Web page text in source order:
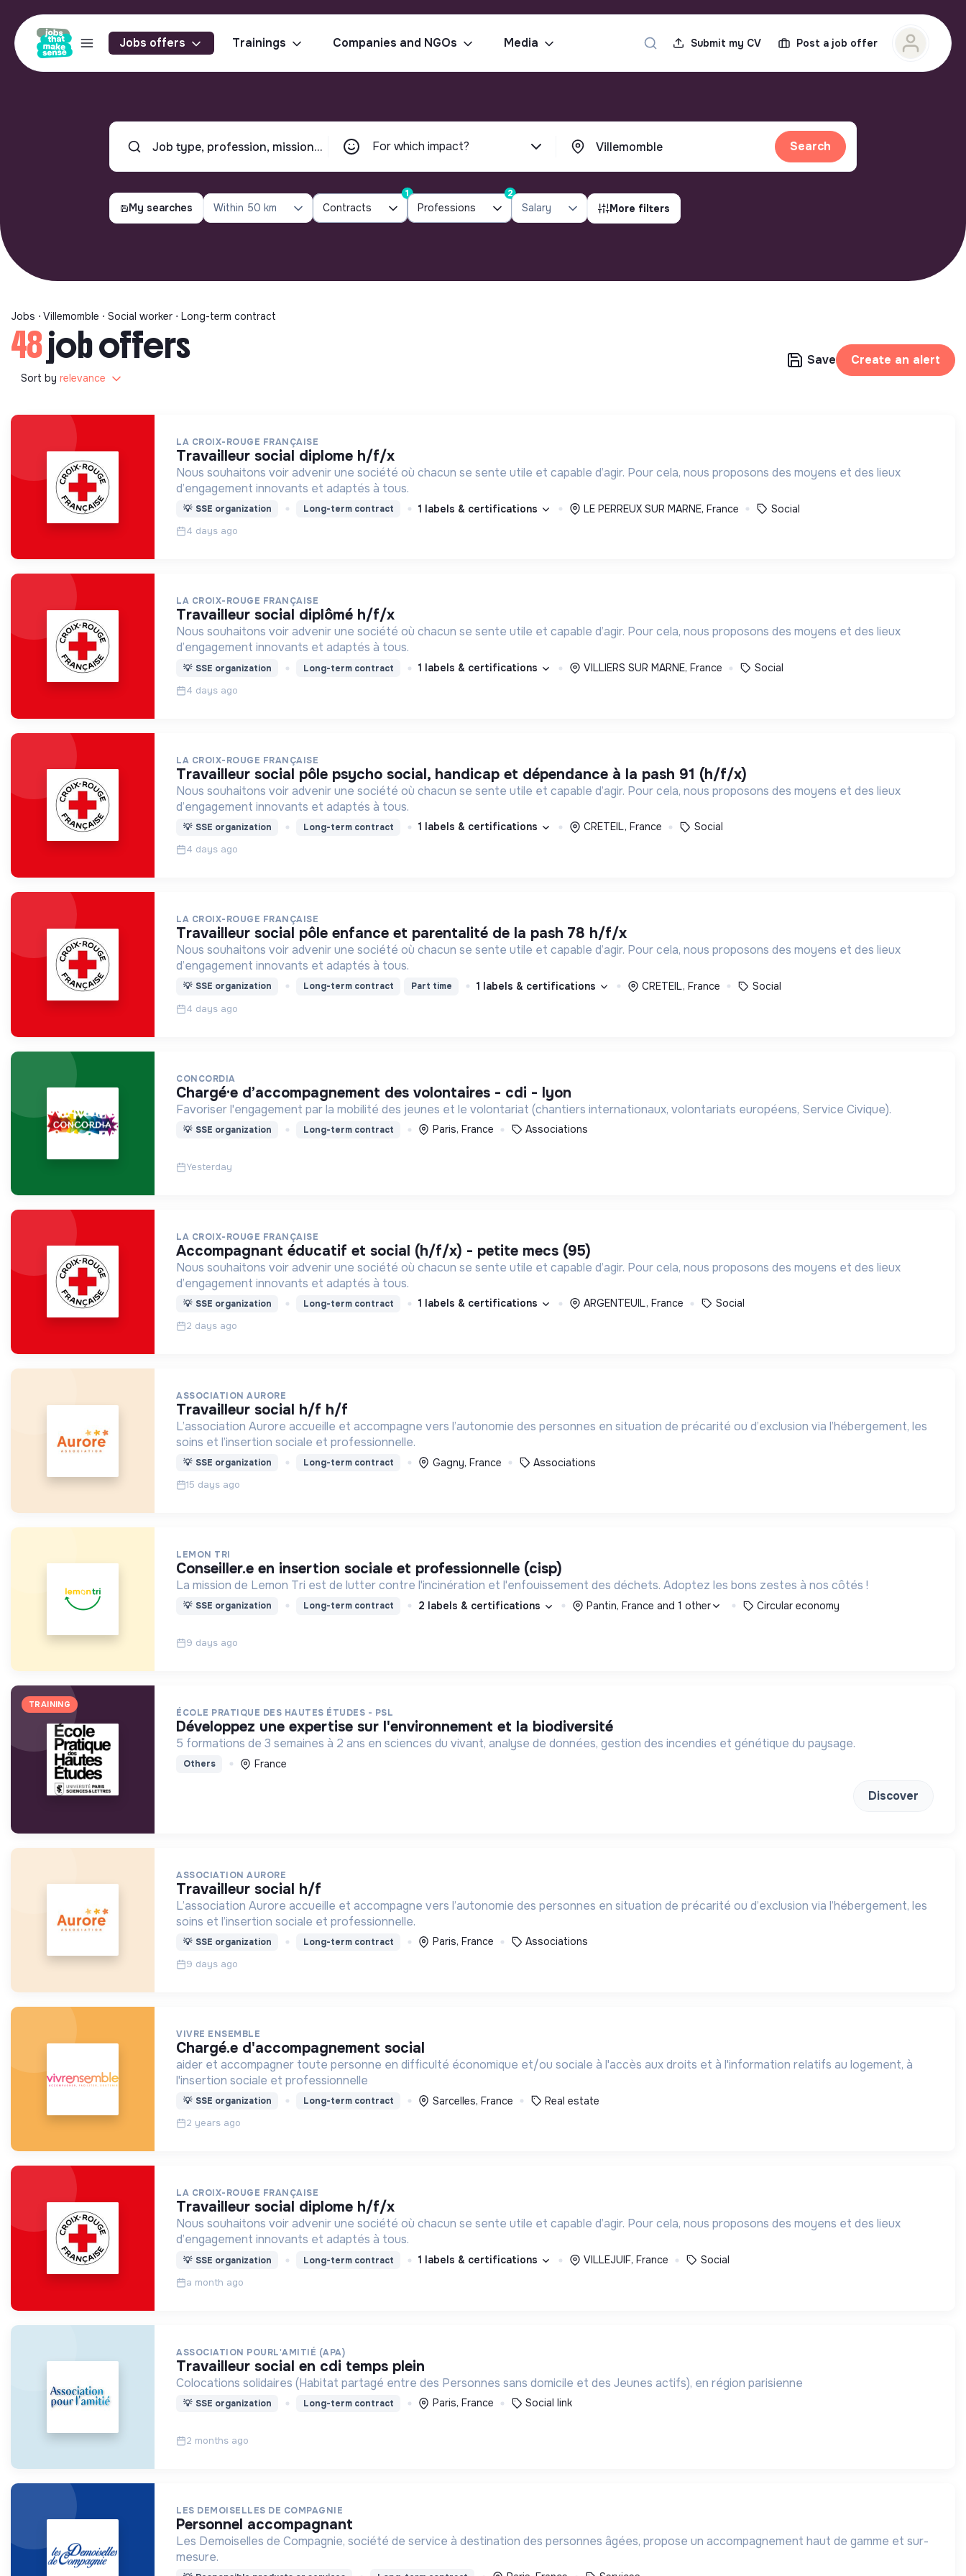
Jobs offers Trainings Companies and NGOs Media Submit my CV Post a job offer
For which impact? Search
My searches Within 50 km Contracts
1
Professions
2
Salary More filters
Jobs ⋅ Villemomble ⋅ Social worker ⋅ Long-term contract
48job offers
Sort by relevance
Save Create an alert
LA CROIX-ROUGE FRANÇAISE
travailleur social diplome h/f/x
Nous souhaitons voir advenir une société où chacun se sente utile et capable d’agir. Pour cela, nous proposons des moyens et des lieux
d’engagement innovants et adaptés à tous.
💡 SSE organization Long-term contract 1 labels & certifications LE PERREUX SUR MARNE, France Social
4 days ago
LA CROIX-ROUGE FRANÇAISE
travailleur social diplômé h/f/x
Nous souhaitons voir advenir une société où chacun se sente utile et capable d’agir. Pour cela, nous proposons des moyens et des lieux
d’engagement innovants et adaptés à tous.
💡 SSE organization Long-term contract 1 labels & certifications VILLIERS SUR MARNE, France Social
4 days ago
LA CROIX-ROUGE FRANÇAISE
travailleur social pôle psycho social, handicap et dépendance à la pash 91 (h/f/x)
Nous souhaitons voir advenir une société où chacun se sente utile et capable d’agir. Pour cela, nous proposons des moyens et des lieux
d’engagement innovants et adaptés à tous.
💡 SSE organization Long-term contract 1 labels & certifications CRETEIL, France Social
4 days ago
LA CROIX-ROUGE FRANÇAISE
travailleur social pôle enfance et parentalité de la pash 78 h/f/x
Nous souhaitons voir advenir une société où chacun se sente utile et capable d’agir. Pour cela, nous proposons des moyens et des lieux
d’engagement innovants et adaptés à tous.
💡 SSE organization Long-term contract Part time 1 labels & certifications CRETEIL, France Social
4 days ago
CONCORDIA
chargé·e d’accompagnement des volontaires - cdi - lyon
Favoriser l'engagement par la mobilité des jeunes et le volontariat (chantiers internationaux, volontariats européens, Service Civique).
💡 SSE organization Long-term contract Paris, France Associations
Yesterday
LA CROIX-ROUGE FRANÇAISE
accompagnant éducatif et social (h/f/x) - petite mecs (95)
Nous souhaitons voir advenir une société où chacun se sente utile et capable d’agir. Pour cela, nous proposons des moyens et des lieux
d’engagement innovants et adaptés à tous.
💡 SSE organization Long-term contract 1 labels & certifications ARGENTEUIL, France Social
2 days ago
ASSOCIATION AURORE
travailleur social h/f h/f
L’association Aurore accueille et accompagne vers l’autonomie des personnes en situation de précarité ou d’exclusion via l’hébergement, les
soins et l’insertion sociale et professionnelle.
💡 SSE organization Long-term contract Gagny, France Associations
15 days ago
LEMON TRI
conseiller.e en insertion sociale et professionnelle (cisp)
La mission de Lemon Tri est de lutter contre l'incinération et l'enfouissement des déchets. Adoptez les bons zestes à nos côtés !
💡 SSE organization Long-term contract 2 labels & certifications Pantin, France and 1 other Circular economy
9 days ago
TRAINING
ÉCOLE PRATIQUE DES HAUTES ÉTUDES - PSL
développez une expertise sur l'environnement et la biodiversité
5 formations de 3 semaines à 2 ans en sciences du vivant, analyse de données, gestion des incendies et génétique du paysage.
Others France
Discover
ASSOCIATION AURORE
travailleur social h/f
L’association Aurore accueille et accompagne vers l’autonomie des personnes en situation de précarité ou d’exclusion via l’hébergement, les
soins et l’insertion sociale et professionnelle.
💡 SSE organization Long-term contract Paris, France Associations
9 days ago
VIVRE ENSEMBLE
chargé.e d'accompagnement social
aider et accompagner toute personne en difficulté économique et/ou sociale à l'accès aux droits et à l'information relatifs au logement, à
l'insertion sociale et professionnelle
💡 SSE organization Long-term contract Sarcelles, France Real estate
2 years ago
LA CROIX-ROUGE FRANÇAISE
travailleur social diplome h/f/x
Nous souhaitons voir advenir une société où chacun se sente utile et capable d’agir. Pour cela, nous proposons des moyens et des lieux
d’engagement innovants et adaptés à tous.
💡 SSE organization Long-term contract 1 labels & certifications VILLEJUIF, France Social
a month ago
ASSOCIATION POURL'AMITIÉ (APA)
travailleur social en cdi temps plein
Colocations solidaires (Habitat partagé entre des Personnes sans domicile et des Jeunes actifs), en région parisienne
💡 SSE organization Long-term contract Paris, France Social link
2 months ago
LES DEMOISELLES DE COMPAGNIE
personnel accompagnant
Les Demoiselles de Compagnie, société de service à destination des personnes âgées, propose un accompagnement haut de gamme et sur-
mesure.